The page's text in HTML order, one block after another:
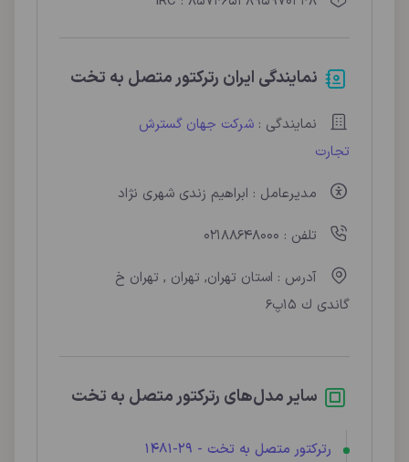
نمایندگی ایران رترکتور متصل به تخت
نمایندگی : شرکت جهان گسترش
تجارت
مدیرعامل : ابراهیم زندی شهری نژاد
تلفن : 02188648000
آدرس : استان تهران, تهران , تهران خ
گاندی ك 15پ6
سایر مدل‌های رترکتور متصل به تخت
رترکتور متصل به تخت - 29-1481